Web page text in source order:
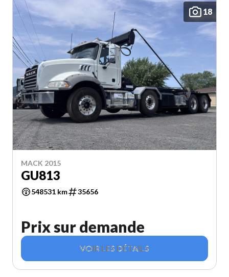
18
MACK 2015
GU813
548531 km 35656
Prix sur demande
VOIR LES DÉTAILS